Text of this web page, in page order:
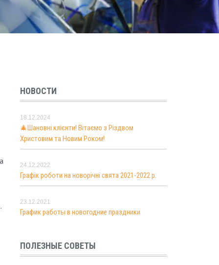
НОВОСТИ
18.12.2024
🎄Шановні клієнти! Вітаємо з Різдвом
Христовим та Новим Роком!
24.12.2022
Графік роботи на новорічні свята 2021-2022 р.
23.12.2021
График работы в новогодние праздники
ПОЛЕЗНЫЕ СОВЕТЫ